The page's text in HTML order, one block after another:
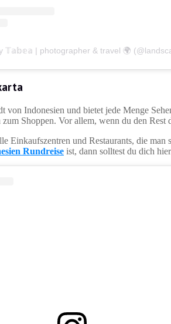
𝕋𝕒𝕓𝕖𝕒 | photographer & travel 🌍
von Indonesien und bietet jede Menge
zum Shoppen. Vor allem, wenn du den
Einkaufszentren und Restaurants, die
Rundreise ist, dann solltest du dich